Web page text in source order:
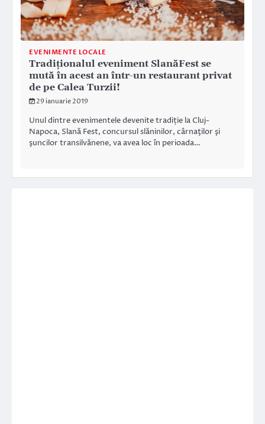
EVENIMENTE LOCALE
Tradiționalul eveniment SlanăFest se
mută în acest an într-un restaurant privat
de pe Calea Turzii!
29 ianuarie 2019
Unul dintre evenimentele devenite tradiție la Cluj-
Napoca, Slană Fest, concursul slăninilor, cârnaţilor şi
şuncilor transilvănene, va avea loc în perioada…